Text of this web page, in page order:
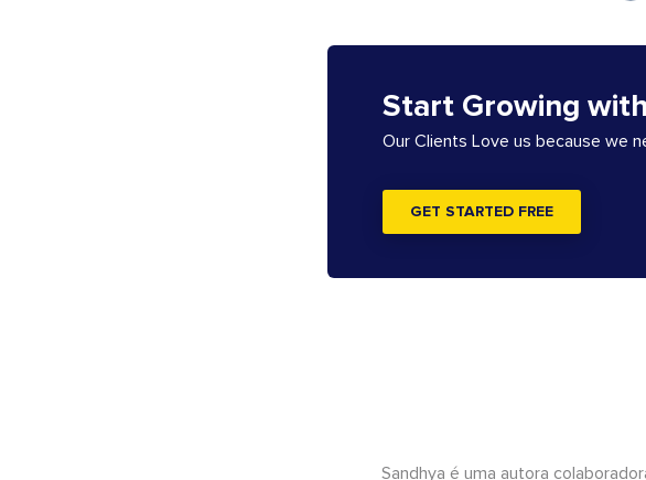
Start Growing
Our Clients Love us because we
GET STARTED FREE
Sandhya é uma autora